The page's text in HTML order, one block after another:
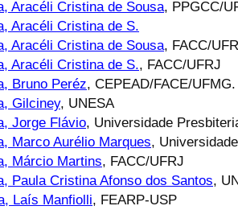
Aracéli Cristina de Sousa, PPGCC/
Aracéli Cristina de S.
Aracéli Cristina de Sousa, FACC/
Aracéli Cristina de S., FACC/UFRJ
Bruno Peréz, CEPEAD/FACE/UFMG.
Gilciney, UNESA
Jorge Flávio, Universidade
Marco Aurélio Marques,
Márcio Martins, FACC/UFRJ
Paula Cristina Afonso dos Santos,
Laís Manfiolli, FEARP-USP